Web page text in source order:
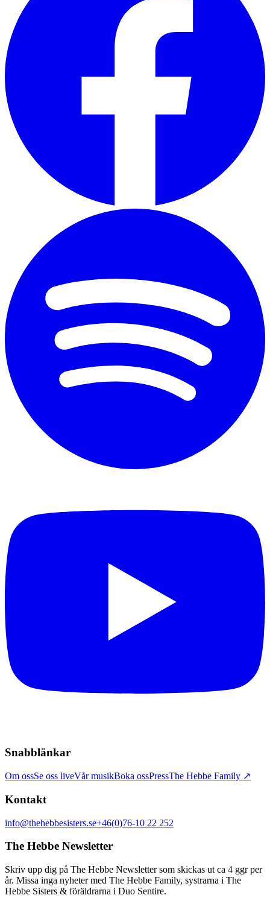
Snabblänkar
Om ossSe oss liveVår musikBoka ossPressThe Hebbe Family ↗
Kontakt
info@thehebbesisters.se+46(0)76-10 22 252
The Hebbe Newsletter
Skriv upp dig på The Hebbe Newsletter som skickas ut ca 4 ggr per
år. Missa inga nyheter med The Hebbe Family, systrarna i The
Hebbe Sisters & föräldrarna i Duo Sentire.